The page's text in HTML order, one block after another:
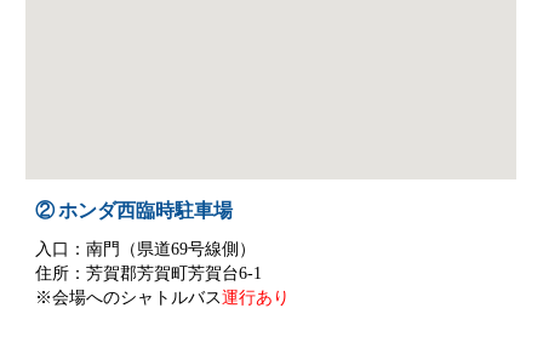
② ホンダ西臨時駐車場
入口：南門（県道69号線側）
住所：芳賀郡芳賀町芳賀台6-1
※会場へのシャトルバス運行あり